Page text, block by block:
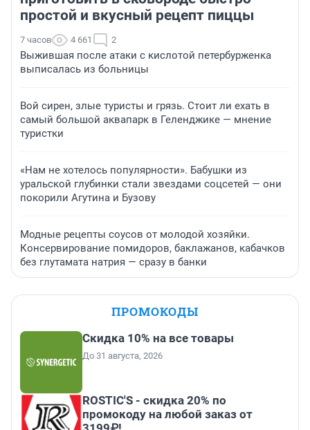
простой и вкусный рецепт пиццы
7 часов 4 661 2
Выжившая после атаки с кислотой петербурженка
выписалась из больницы
Вой сирен, злые туристы и грязь. Стоит ли ехать в
самый большой аквапарк в Геленджике — мнение
туристки
«Нам не хотелось популярности». Бабушки из
уральской глубинки стали звездами соцсетей — они
покорили Агутина и Бузову
Модные рецепты соусов от молодой хозяйки.
Консервирование помидоров, баклажанов, кабачков
без глутамата натрия — сразу в банки
ПРОМОКОДЫ
Скидка 10% на все товары
До 31 августа, 2026
ROSTIC'S - скидка 20% по
промокоду на любой заказ от